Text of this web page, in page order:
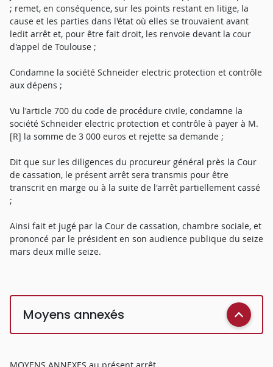
; remet, en conséquence, sur les points restant en litige, la
cause et les parties dans l'état où elles se trouvaient avant
ledit arrêt et, pour être fait droit, les renvoie devant la cour
d'appel de Toulouse ;
Condamne la société Schneider electric protection et contrôle
aux dépens ;
Vu l'article 700 du code de procédure civile, condamne la
société Schneider electric protection et contrôle à payer à M.
[R] la somme de 3 000 euros et rejette sa demande ;
Dit que sur les diligences du procureur général près la Cour
de cassation, le présent arrêt sera transmis pour être
transcrit en marge ou à la suite de l'arrêt partiellement cassé
;
Ainsi fait et jugé par la Cour de cassation, chambre sociale, et
prononcé par le président en son audience publique du seize
mars deux mille seize.
Moyens annexés